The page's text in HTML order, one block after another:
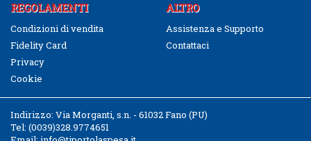
REGOLAMENTI
Condizioni di vendita
Fidelity Card
Privacy
Cookie
ALTRO
Assistenza e Supporto
Contattaci
Indirizzo: Via Morganti, s.n. - 61032 Fano (PU)
Tel: (0039)328.9774651